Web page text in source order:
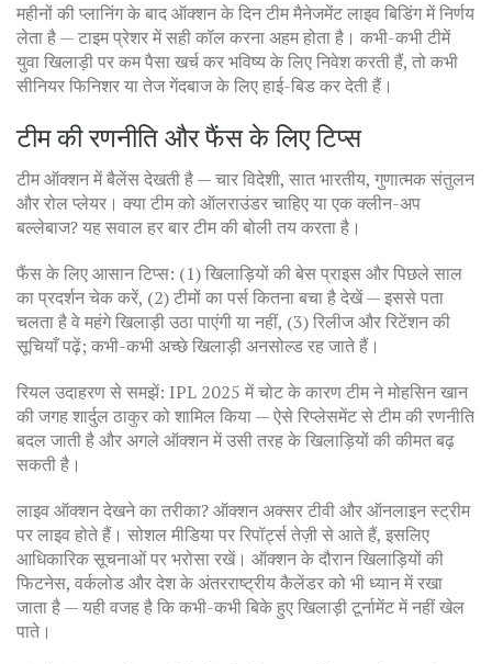
महीनों की प्लानिंग के बाद ऑक्शन के दिन टीम मैनेजमेंट लाइव बिडिंग में निर्णय
लेता है — टाइम प्रेशर में सही कॉल करना अहम होता है। कभी-कभी टीमें
युवा खिलाड़ी पर कम पैसा खर्च कर भविष्य के लिए निवेश करती हैं, तो कभी
सीनियर फिनिशर या तेज गेंदबाज के लिए हाई-बिड कर देती हैं।
टीम की रणनीति और फैंस के लिए टिप्स
टीम ऑक्शन में बैलेंस देखती है — चार विदेशी, सात भारतीय, गुणात्मक संतुलन
और रोल प्लेयर। क्या टीम को ऑलराउंडर चाहिए या एक क्लीन-अप
बल्लेबाज? यह सवाल हर बार टीम की बोली तय करता है।
फैंस के लिए आसान टिप्स: (1) खिलाड़ियों की बेस प्राइस और पिछले साल
का प्रदर्शन चेक करें, (2) टीमों का पर्स कितना बचा है देखें — इससे पता
चलता है वे महंगे खिलाड़ी उठा पाएंगी या नहीं, (3) रिलीज और रिटेंशन की
सूचियाँ पढ़ें; कभी-कभी अच्छे खिलाड़ी अनसोल्ड रह जाते हैं।
रियल उदाहरण से समझें: IPL 2025 में चोट के कारण टीम ने मोहसिन खान
की जगह शार्दुल ठाकुर को शामिल किया — ऐसे रिप्लेसमेंट से टीम की रणनीति
बदल जाती है और अगले ऑक्शन में उसी तरह के खिलाड़ियों की कीमत बढ़
सकती है।
लाइव ऑक्शन देखने का तरीका? ऑक्शन अक्सर टीवी और ऑनलाइन स्ट्रीम
पर लाइव होते हैं। सोशल मीडिया पर रिपॉर्ट्स तेज़ी से आते हैं, इसलिए
आधिकारिक सूचनाओं पर भरोसा रखें। ऑक्शन के दौरान खिलाड़ियों की
फिटनेस, वर्कलोड और देश के अंतरराष्ट्रीय कैलेंडर को भी ध्यान में रखा
जाता है — यही वजह है कि कभी-कभी बिके हुए खिलाड़ी टूर्नामेंट में नहीं खेल
पाते।